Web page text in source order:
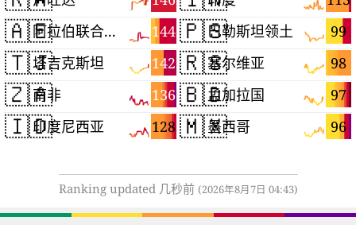
🇦🇪 144
阿拉伯联合酋长国
🇹🇯 142
塔吉克斯坦
🇿🇦 136
南非
🇮🇩 128
印度尼西亚
🇵🇸 99
巴勒斯坦领土
🇷🇸 98
塞尔维亚
🇧🇩 97
孟加拉国
🇲🇽 96
墨西哥
Ranking updated 几秒前 (2026年8月7日 04:43)